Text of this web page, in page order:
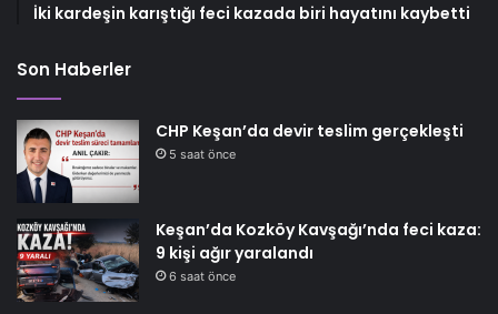
İki kardeşin karıştığı feci kazada biri hayatını kaybetti
Son Haberler
CHP Keşan’da devir teslim gerçekleşti
5 saat önce
Keşan’da Kozköy Kavşağı’nda feci kaza:
9 kişi ağır yaralandı
6 saat önce